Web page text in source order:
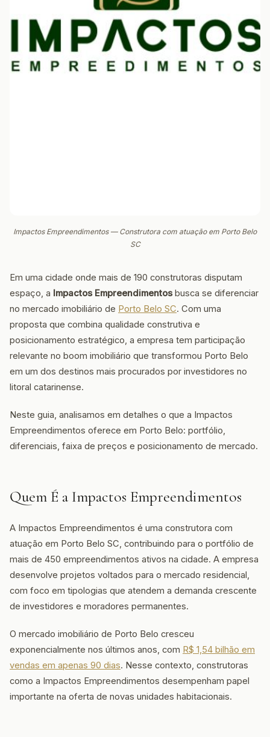
Impactos Empreendimentos — Construtora com atuação em Porto Belo
SC
Em uma cidade onde mais de 190 construtoras disputam
espaço, a Impactos Empreendimentosbusca se diferenciar
no mercado imobiliário de Porto Belo SC. Com uma
proposta que combina qualidade construtiva e
posicionamento estratégico, a empresa tem participação
relevante no boom imobiliário que transformou Porto Belo
em um dos destinos mais procurados por investidores no
litoral catarinense.
Neste guia, analisamos em detalhes o que a Impactos
Empreendimentos oferece em Porto Belo: portfólio,
diferenciais, faixa de preços e posicionamento de mercado.
Quem É a Impactos Empreendimentos
A Impactos Empreendimentos é uma construtora com
atuação em Porto Belo SC, contribuindo para o portfólio de
mais de 450 empreendimentos ativos na cidade. A empresa
desenvolve projetos voltados para o mercado residencial,
com foco em tipologias que atendem a demanda crescente
de investidores e moradores permanentes.
O mercado imobiliário de Porto Belo cresceu
exponencialmente nos últimos anos, com R$ 1,54 bilhão em
vendas em apenas 90 dias. Nesse contexto, construtoras
como a Impactos Empreendimentos desempenham papel
importante na oferta de novas unidades habitacionais.